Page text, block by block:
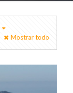
Mostrar todo